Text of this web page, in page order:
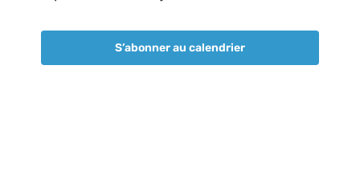
de
vues
S’abonner au calendrier